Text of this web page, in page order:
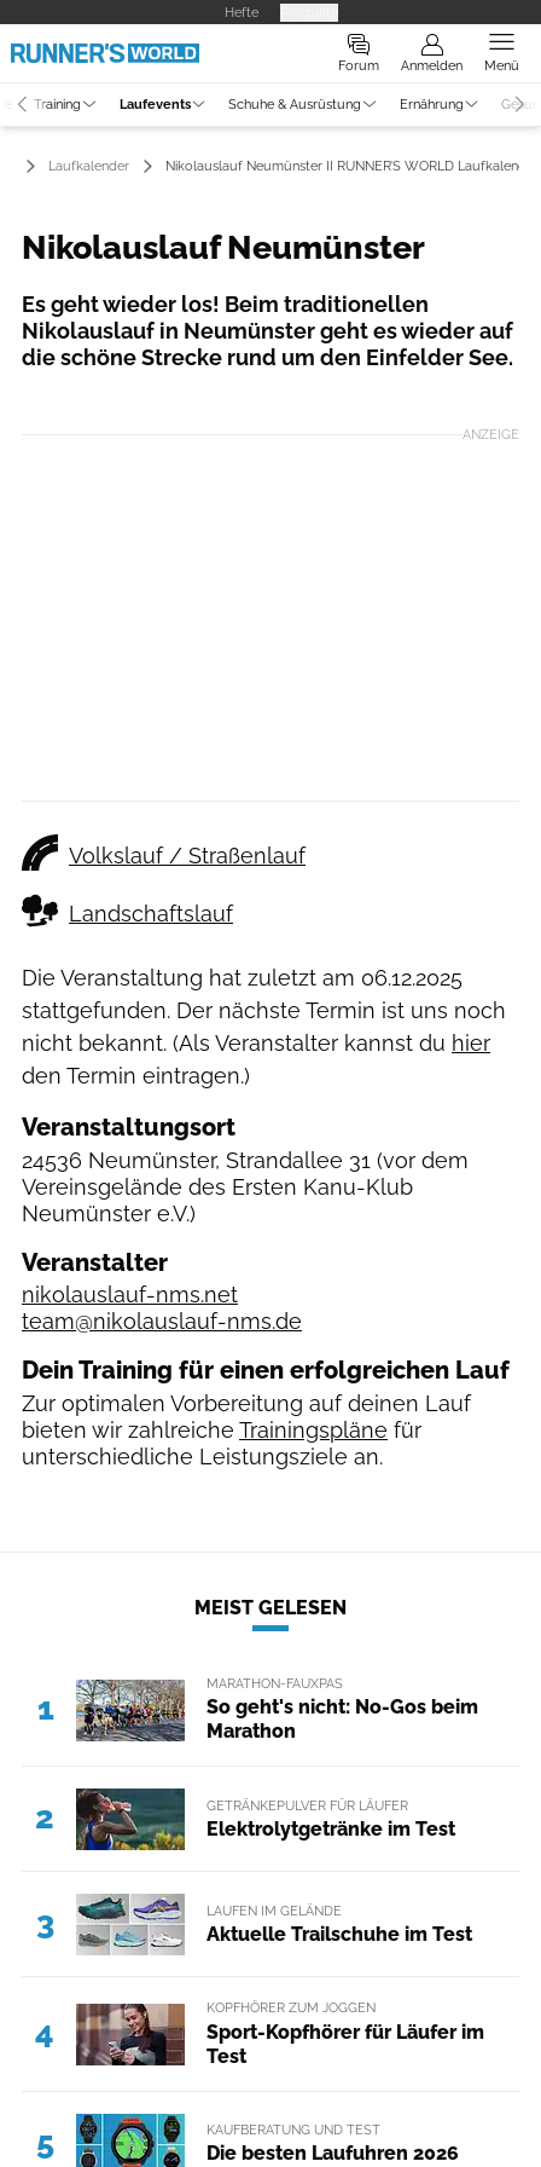
Hefte
Forum Anmelden Menü
Training Laufevents Schuhe & Ausrüstung Ernährung
Laufkalender Nikolauslauf Neumünster II RUNNER’S WORLD Laufkalender
Nikolauslauf Neumünster
Es geht wieder los! Beim traditionellen
Nikolauslauf in Neumünster geht es wieder auf
die schöne Strecke rund um den Einfelder See.
ANZEIGE
Volkslauf / Straßenlauf
Landschaftslauf
Die Veranstaltung hat zuletzt am 06.12.2025
stattgefunden. Der nächste Termin ist uns noch
nicht bekannt. (Als Veranstalter kannst du hier
den Termin eintragen.)
Veranstaltungsort
24536 Neumünster, Strandallee 31 (vor dem
Vereinsgelände des Ersten Kanu-Klub
Neumünster e.V.)
Veranstalter
nikolauslauf-nms.net
team@nikolauslauf-nms.de
Dein Training für einen erfolgreichen Lauf
Zur optimalen Vorbereitung auf deinen Lauf
bieten wir zahlreiche Trainingspläne für
unterschiedliche Leistungsziele an.
MEIST GELESEN
1
MARATHON-FAUXPAS
So geht's nicht: No-Gos beim
Marathon
2 GETRÄNKEPULVER FÜR LÄUFER
Elektrolytgetränke im Test
3 LAUFEN IM GELÄNDE
Aktuelle Trailschuhe im Test
4
KOPFHÖRER ZUM JOGGEN
Sport-Kopfhörer für Läufer im
Test
5 KAUFBERATUNG UND TEST
Die besten Laufuhren 2026